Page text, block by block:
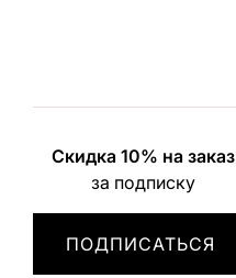
Скидка 10% на заказ
за подписку
ПОДПИСАТЬСЯ